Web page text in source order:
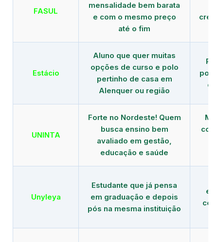
FASUL
mensalidade bem barata
e com o mesmo preço
até o fim
Estácio
Aluno que quer muitas
opções de curso e polo
pertinho de casa em
Alenquer ou região
UNINTA
Forte no Nordeste! Quem
busca ensino bem
avaliado em gestão,
educação e saúde
Unyleya
Estudante que já pensa
em graduação e depois
pós na mesma instituição